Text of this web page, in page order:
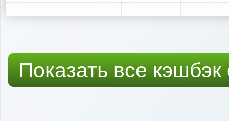
Показать все